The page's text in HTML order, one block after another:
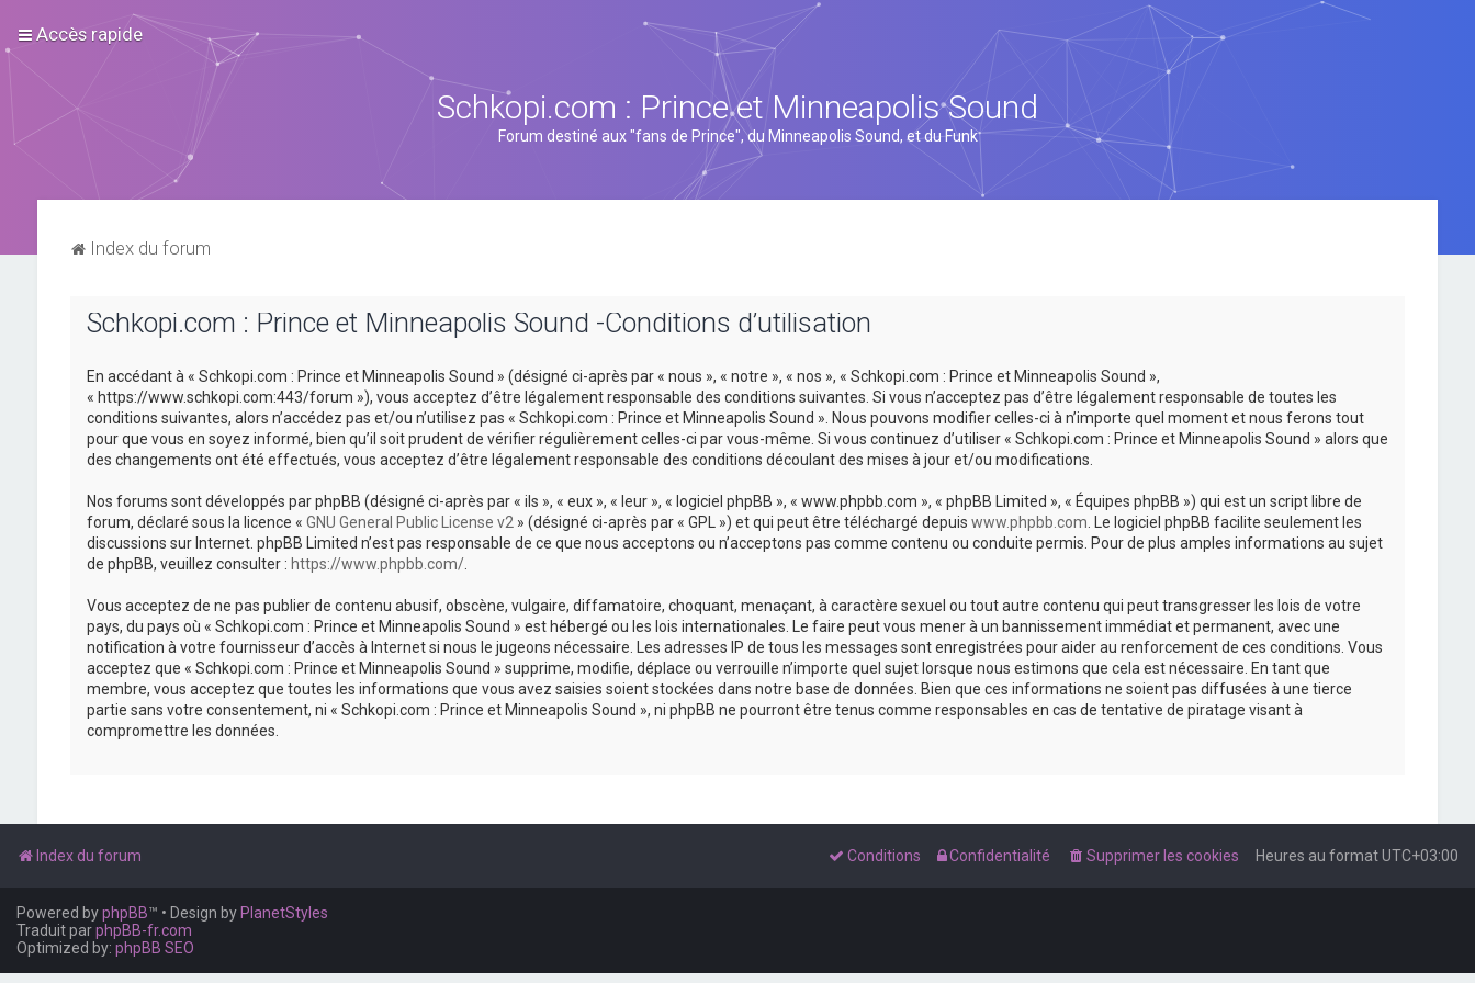
Accès rapide
Schkopi.com : Prince et Minneapolis Sound
Forum destiné aux "fans de Prince", du Minneapolis Sound, et du Funk
Index du forum
Schkopi.com : Prince et Minneapolis Sound -Conditions d’utilisation
En accédant à « Schkopi.com : Prince et Minneapolis Sound » (désigné ci-après par « nous », « notre », « nos », « Schkopi.com : Prince et Minneapolis Sound »,
« https://www.schkopi.com:443/forum »), vous acceptez d’être légalement responsable des conditions suivantes. Si vous n’acceptez pas d’être légalement responsable de toutes les
conditions suivantes, alors n’accédez pas et/ou n’utilisez pas « Schkopi.com : Prince et Minneapolis Sound ». Nous pouvons modifier celles-ci à n’importe quel moment et nous ferons tout
pour que vous en soyez informé, bien qu’il soit prudent de vérifier régulièrement celles-ci par vous-même. Si vous continuez d’utiliser « Schkopi.com : Prince et Minneapolis Sound » alors que
des changements ont été effectués, vous acceptez d’être légalement responsable des conditions découlant des mises à jour et/ou modifications.
Nos forums sont développés par phpBB (désigné ci-après par « ils », « eux », « leur », « logiciel phpBB », « www.phpbb.com », « phpBB Limited », « Équipes phpBB ») qui est un script libre de
forum, déclaré sous la licence « GNU General Public License v2 » (désigné ci-après par « GPL ») et qui peut être téléchargé depuis www.phpbb.com . Le logiciel phpBB facilite seulement les
discussions sur Internet. phpBB Limited n’est pas responsable de ce que nous acceptons ou n’acceptons pas comme contenu ou conduite permis. Pour de plus amples informations au sujet
de phpBB, veuillez consulter : https://www.phpbb.com/.
Vous acceptez de ne pas publier de contenu abusif, obscène, vulgaire, diffamatoire, choquant, menaçant, à caractère sexuel ou tout autre contenu qui peut transgresser les lois de votre
pays, du pays où « Schkopi.com : Prince et Minneapolis Sound » est hébergé ou les lois internationales. Le faire peut vous mener à un bannissement immédiat et permanent, avec une
notification à votre fournisseur d’accès à Internet si nous le jugeons nécessaire. Les adresses IP de tous les messages sont enregistrées pour aider au renforcement de ces conditions. Vous
acceptez que « Schkopi.com : Prince et Minneapolis Sound » supprime, modifie, déplace ou verrouille n’importe quel sujet lorsque nous estimons que cela est nécessaire. En tant que
membre, vous acceptez que toutes les informations que vous avez saisies soient stockées dans notre base de données. Bien que ces informations ne soient pas diffusées à une tierce
partie sans votre consentement, ni « Schkopi.com : Prince et Minneapolis Sound », ni phpBB ne pourront être tenus comme responsables en cas de tentative de piratage visant à
compromettre les données.
Index du forum Heures au formatUTC+03:00
Supprimer les cookies
Confidentialité
Conditions
Powered byphpBB™ • Design by PlanetStyles
Traduit parphpBB-fr.com
Optimized by: phpBB SEO